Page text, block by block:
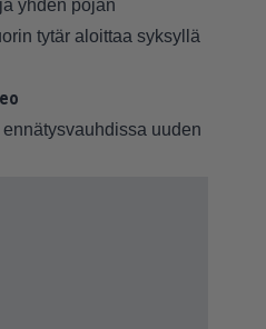
yhden pojan
tytär aloittaa syksyllä
uuden